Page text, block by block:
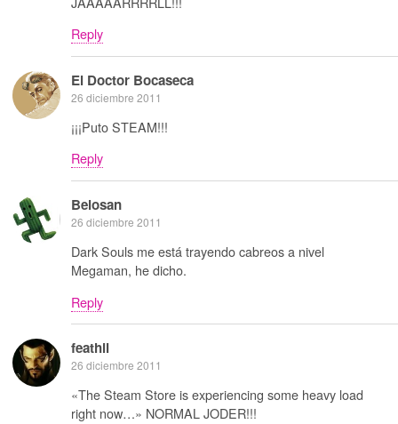
Reply
El Doctor Bocaseca
26 diciembre 2011
¡¡¡Puto STEAM!!!
Reply
Belosan
26 diciembre 2011
Dark Souls me está trayendo cabreos a nivel
Megaman, he dicho.
Reply
feathil
26 diciembre 2011
«The Steam Store is experiencing some heavy load
right now…» NORMAL JODER!!!